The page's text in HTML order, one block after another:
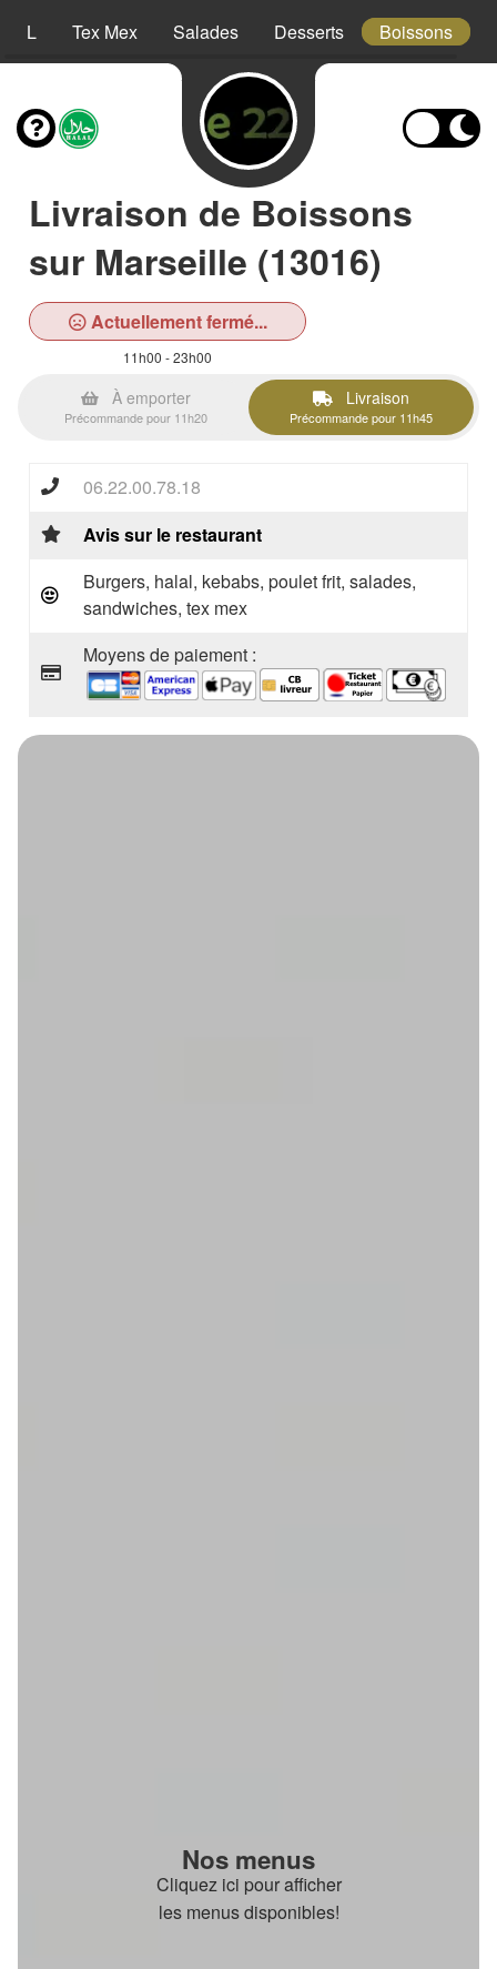
XXL Tex Mex Salades Desserts Boissons
Livraison de Boissons
sur Marseille (13016)
Actuellement fermé...
11h00 - 23h00
À emporter
Précommande pour 11h20
Livraison
Précommande pour 11h45
06.22.00.78.18
Avis sur le restaurant
Burgers, halal, kebabs, poulet frit, salades,
sandwiches, tex mex
Moyens de paiement :
Nos menus
Cliquez ici pour afficher
les menus disponibles!